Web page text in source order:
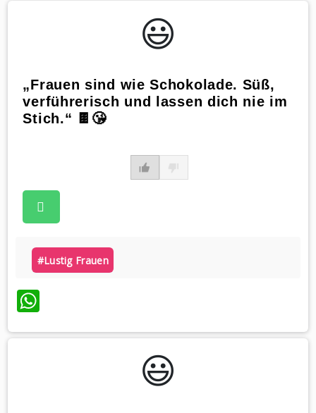
😃️
„Frauen sind wie Schokolade. Süß,
verführerisch und lassen dich nie im
Stich.“ 🍫😘
#lustig Frauen
WhatsApp
😃️